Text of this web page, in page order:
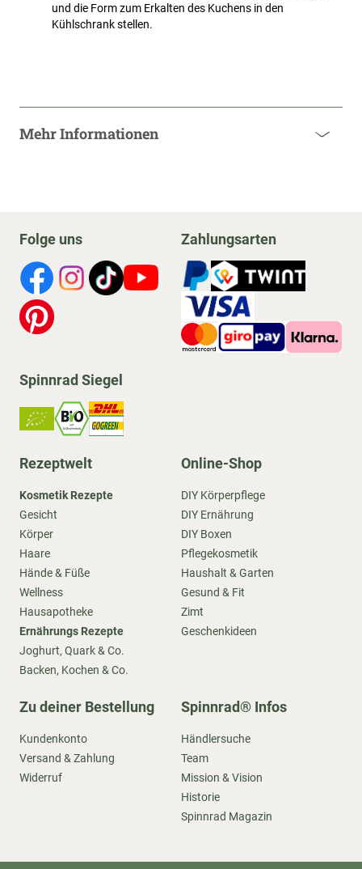
und die Form zum Erkalten des Kuchens in den
Kühlschrank stellen.
Mehr Informationen
Folge uns Zahlungsarten
Spinnrad Siegel
Rezeptwelt
Kosmetik Rezepte
Gesicht
Körper
Haare
Hände & Füße
Wellness
Hausapotheke
Ernährungs Rezepte
Joghurt, Quark & Co.
Backen, Kochen & Co.
Online-Shop
DIY Körperpflege
DIY Ernährung
DIY Boxen
Pflegekosmetik
Haushalt & Garten
Gesund & Fit
Zimt
Geschenkideen
Zu deiner Bestellung
Kundenkonto
Versand & Zahlung
Widerruf
Spinnrad® Infos
Händlersuche
Team
Mission & Vision
Historie
Spinnrad Magazin